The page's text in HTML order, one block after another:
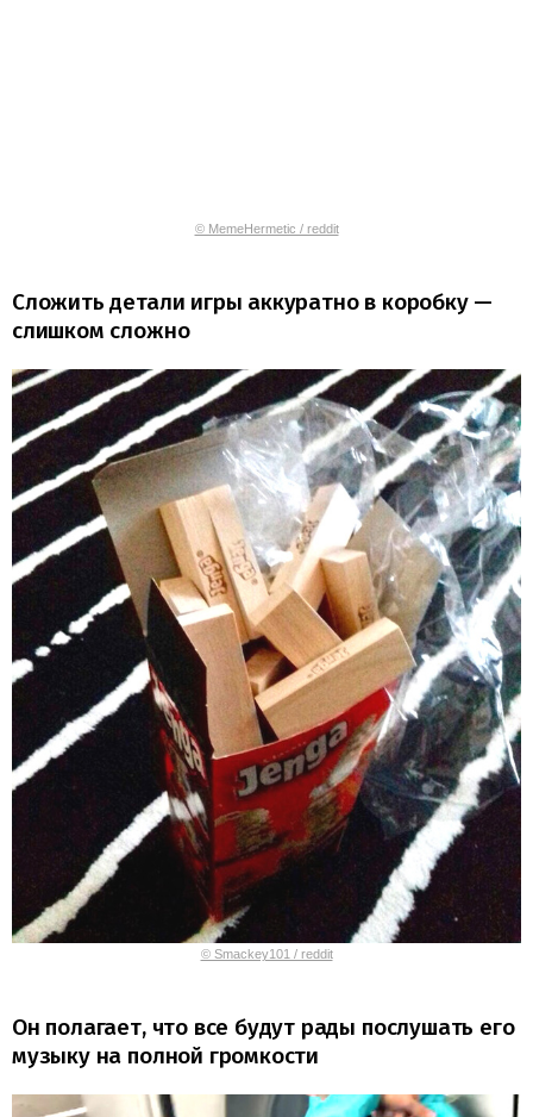
© MemeHermetic / reddit
Сложить детали игры аккуратно в коробку —
слишком сложно
© Smackey101 / reddit
Он полагает, что все будут рады послушать его
музыку на полной громкости